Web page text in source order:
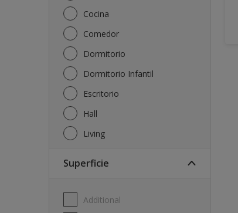
Cocina
Comedor
Dormitorio
Dormitorio Infantil
Escritorio
Hall
Living
Superficie
Additional